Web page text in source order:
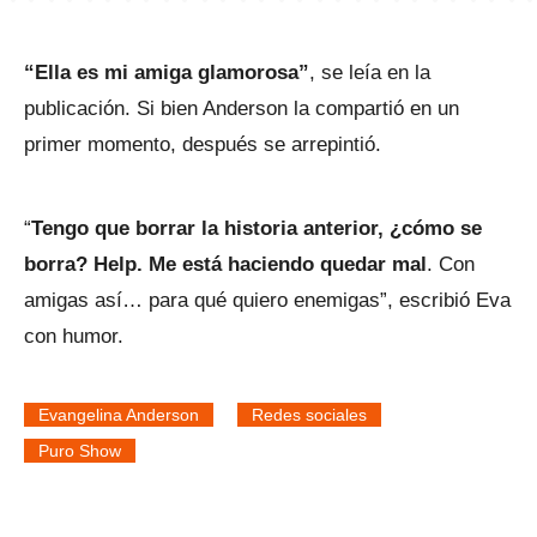
“Ella es mi amiga glamorosa”, se leía en la
publicación. Si bien Anderson la compartió en un
primer momento, después se arrepintió.
“Tengo que borrar la historia anterior, ¿cómo se
borra? Help. Me está haciendo quedar mal. Con
amigas así… para qué quiero enemigas”, escribió Eva
con humor.
Evangelina Anderson
Redes sociales
Puro Show